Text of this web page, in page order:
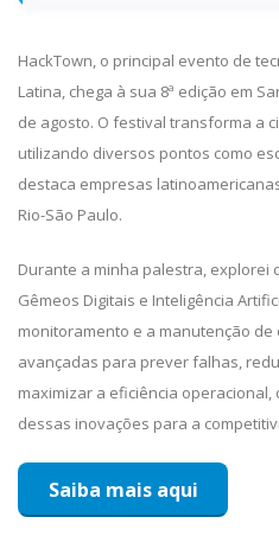
HackTown, o principal evento de
Latina, chega à sua 8ª edição em
de agosto. O festival transforma a
utilizando diversos pontos como
destaca empresas
Rio-São Paulo.
Durante a minha palestra, explorei
Gêmeos Digitais e Inteligência
monitoramento e a manutenção
avançadas para prever falhas,
maximizar a eficiência
dessas inovações para a
Saiba mais aqui